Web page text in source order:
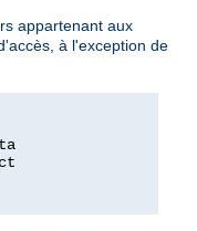
appartenant aux
à l'exception de